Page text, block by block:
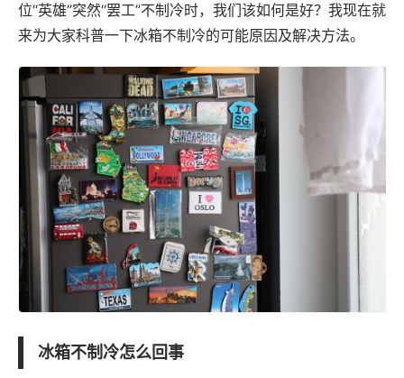
位“英雄”突然“罢工”不制冷时，我们该如何是好？我现在就
来为大家科普一下冰箱不制冷的可能原因及解决方法。
冰箱不制冷怎么回事